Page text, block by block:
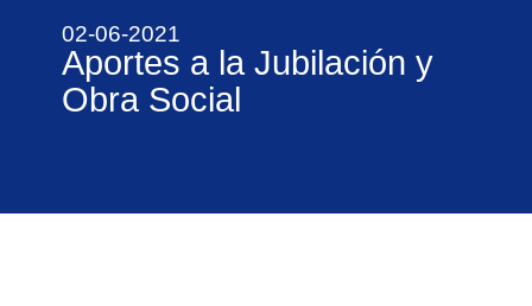
02-06-2021
Aportes a la Jubilación y
Obra Social